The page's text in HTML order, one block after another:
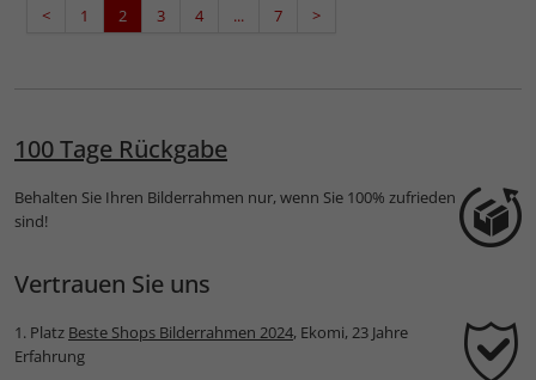
< 1 2 3 4 ... 7 >
100 Tage Rückgabe
Behalten Sie Ihren Bilderrahmen nur, wenn Sie 100% zufrieden
sind!
Vertrauen Sie uns
1. Platz Beste Shops Bilderrahmen 2024, Ekomi, 23 Jahre
Erfahrung